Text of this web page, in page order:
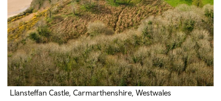
Llansteffan Castle, Carmarthenshire, Westwales